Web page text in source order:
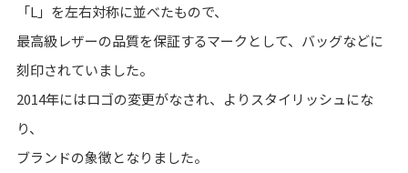
「L」を左右対称に並べたもので、
最高級レザーの品質を保証するマークとして、バッグなどに
刻印されていました。
2014年にはロゴの変更がなされ、よりスタイリッシュにな
り、
ブランドの象徴となりました。